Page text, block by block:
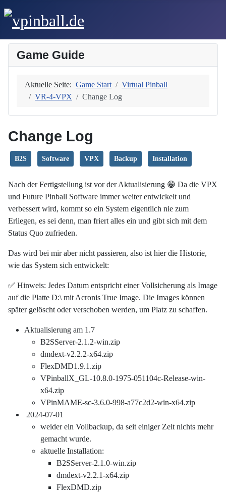
Game Guide
Aktuelle Seite: Game Start
Virtual Pinball
VR-4-VPX
Change Log
Change Log
B2S Software VPX Backup Installation
Nach der Fertigstellung ist vor der Aktualisierung 😁 Da die VPX
und Future Pinball Software immer weiter entwickelt und
verbessert wird, kommt so ein System eigentlich nie zum
Erliegen, es sei denn, man friert alles ein und gibt sich mit dem
Status Quo zufrieden.
Das wird bei mir aber nicht passieren, also ist hier die Historie,
wie das System sich entwickelt:
✅ Hinweis: Jedes Datum entspricht einer Vollsicherung als Image
auf die Platte D:\ mit Acronis True Image. Die Images können
später gelöscht oder verschoben werden, um Platz zu schaffen.
Aktualisierung am 1.7
B2SServer-2.1.2-win.zip
dmdext-v2.2.2-x64.zip
FlexDMD1.9.1.zip
VPinballX_GL-10.8.0-1975-051104c-Release-win-
x64.zip
VPinMAME-sc-3.6.0-998-a77c2d2-win-x64.zip
2024-07-01
weider ein Vollbackup, da seit einiger Zeit nichts mehr
gemacht wurde.
aktuelle Installation:
B2SServer-2.1.0-win.zip
dmdext-v2.2.1-x64.zip
FlexDMD.zip